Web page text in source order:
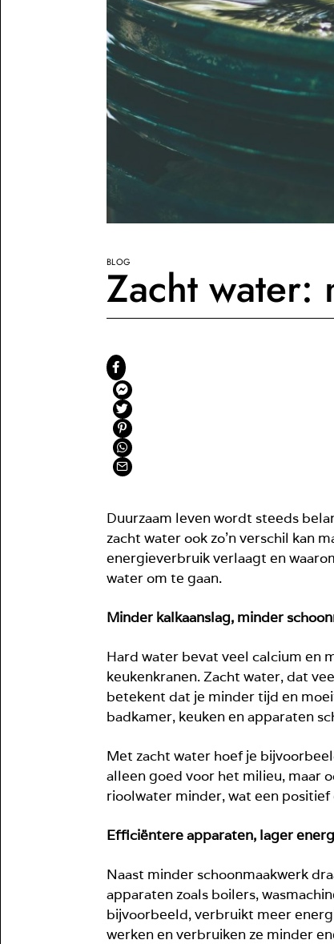
BLOG
Zacht water:
Duurzaam leven wordt steeds
zacht water ook zo’n verschil kan
energieverbruik verlaagt en
water om te gaan.
Minder kalkaanslag, minder
Hard water bevat veel calcium en
keukenkranen. Zacht water, dat
betekent dat je minder tijd en
badkamer, keuken en apparaten
Met zacht water hoef je
alleen goed voor het milieu, maar
rioolwater minder, wat een
Efficiëntere apparaten, lager
Naast minder schoonmaakwerk
apparaten zoals boilers,
bijvoorbeeld, verbruikt meer
werken en verbruiken ze minder